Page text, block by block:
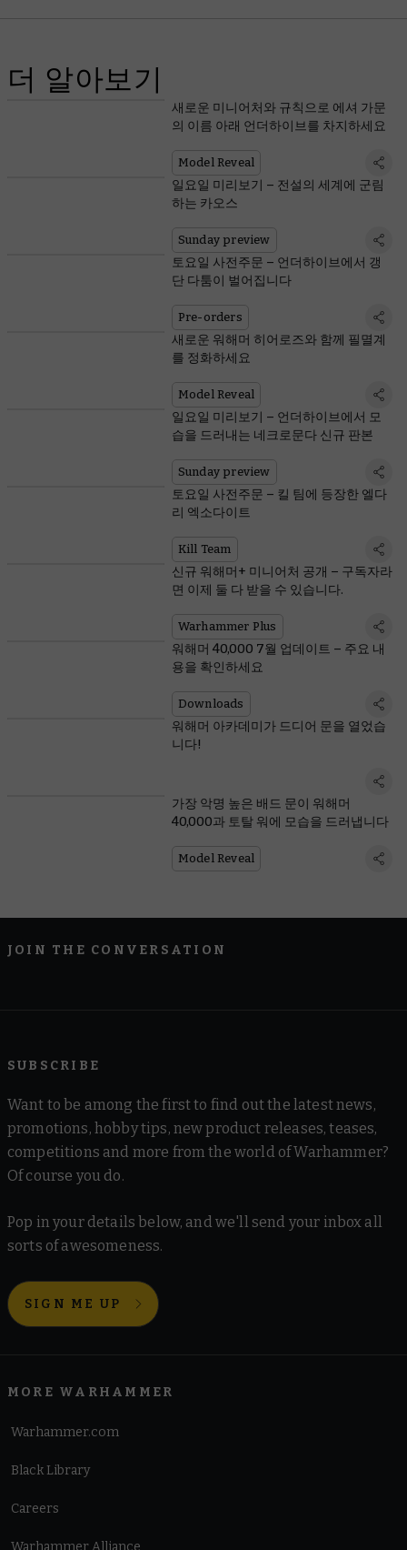
더 알아보기
새로운 미니어처와 규칙으로 에셔 가문
의 이름 아래 언더하이브를 차지하세요
Model Reveal
일요일 미리보기 – 전설의 세계에 군림
하는 카오스
Sunday preview
토요일 사전주문 – 언더하이브에서 갱
단 다툼이 벌어집니다
Pre-orders
새로운 워해머 히어로즈와 함께 필멸계
를 정화하세요
Model Reveal
일요일 미리보기 – 언더하이브에서 모
습을 드러내는 네크로문다 신규 판본
Sunday preview
토요일 사전주문 – 킬 팀에 등장한 엘다
리 엑소다이트
Kill Team
신규 워해머+ 미니어처 공개 – 구독자라
면 이제 둘 다 받을 수 있습니다.
Warhammer Plus
워해머 40,000 7월 업데이트 – 주요 내
용을 확인하세요
Downloads
워해머 아카데미가 드디어 문을 열었습
니다!
가장 악명 높은 배드 문이 워해머
40,000과 토탈 워에 모습을 드러냅니다
Model Reveal
JOIN THE CONVERSATION
SUBSCRIBE
Want to be among the first to find out the latest news,
promotions, hobby tips, new product releases, teases,
competitions and more from the world of Warhammer?
Of course you do.
Pop in your details below, and we'll send your inbox all
sorts of awesomeness.
SIGN ME UP
MORE WARHAMMER
Warhammer.com
Black Library
Careers
Warhammer Alliance